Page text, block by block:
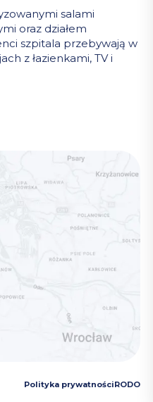
salami
oraz działem
szpitala przebywają w
z łazienkami, TV i
Polityka prywatnościRODO